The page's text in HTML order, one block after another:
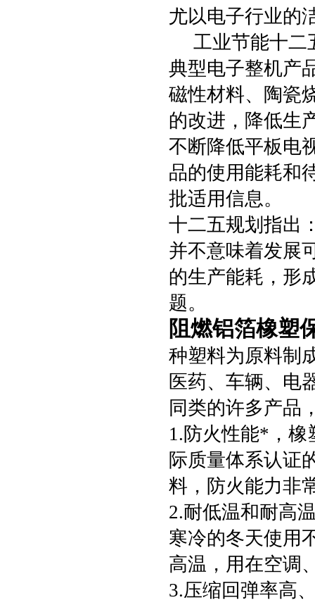
尤以电子行业的
工业节能十二
典型电子整机产
磁性材料、陶瓷
的改进，降低生
不断降低平板电
品的使用能耗和
批适用信息。
十二五规划指出
并不意味着发展
的生产能耗，形
题。
阻燃铝箔橡塑
种塑料为原料制
医药、车辆、电
同类的许多产品
1.防火性能*，橡
际质量体系认证
料，防火能力非
2.耐低温和耐高
寒冷的冬天使用
高温，用在空调
3.压缩回弹率高